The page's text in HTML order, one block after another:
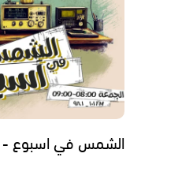
الشمس في اسبوع - 08.05.2026